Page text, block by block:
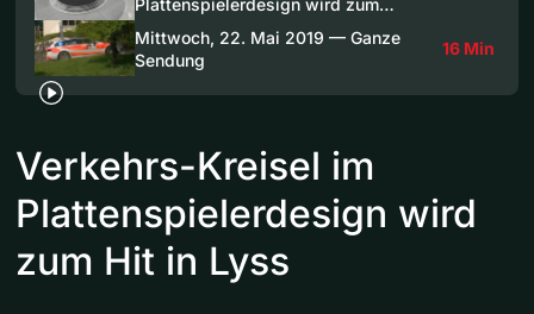
Mittwoch, 22. Mai 2019 — Ganze
Sendung
16 Min
Verkehrs-Kreisel im
Plattenspielerdesign wird
zum Hit in Lyss